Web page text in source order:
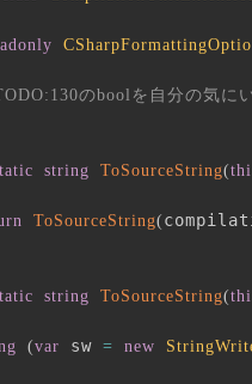
のboolを自分の気に
string ToSourceString(
ToSourceString(
string ToSourceString(
(var sw = new